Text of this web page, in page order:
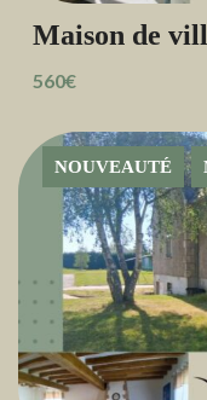
Maison de
560€
NOUVEAUTÉ